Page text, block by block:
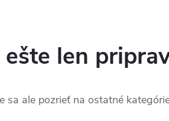
len
sa ale pozrieť na ostatné